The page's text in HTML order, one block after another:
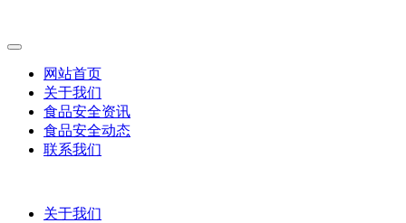
网站首页
关于我们
食品安全资讯
食品安全动态
联系我们
关于我们